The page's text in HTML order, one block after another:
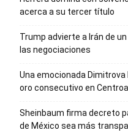
acerca a su tercer título
Trump advierte a Irán de
las negociaciones
Una emocionada
oro consecutivo en
Sheinbaum firma decreto
de México sea más